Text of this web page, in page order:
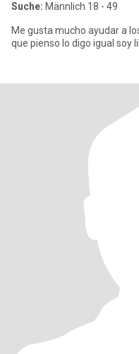
Suche: Männlich 18 - 49
Me gusta mucho ayudar a
que pienso lo digo igual soy